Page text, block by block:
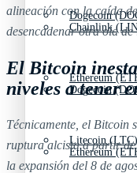
Dogecoin
Ethereum
Litecoin
Chainlink
Dogecoin
Ethereum
alineación con la caída
desencadenar otra ola
El Bitcoin
niveles a tener
Técnicamente, el Bitcoin
ruptura alcista a partir de
la expansión del 8 de